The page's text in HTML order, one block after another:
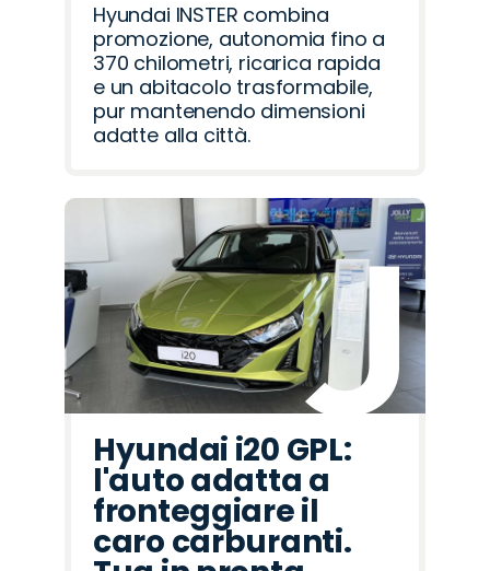
Hyundai INSTER combina
promozione, autonomia fino a
370 chilometri, ricarica rapida
e un abitacolo trasformabile,
pur mantenendo dimensioni
adatte alla città.
Hyundai i20 GPL:
l'auto adatta a
fronteggiare il
caro carburanti.